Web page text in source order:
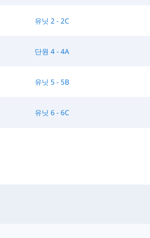
유닛 2 - 2C
단원 4 - 4A
유닛 5 - 5B
유닛 6 - 6C